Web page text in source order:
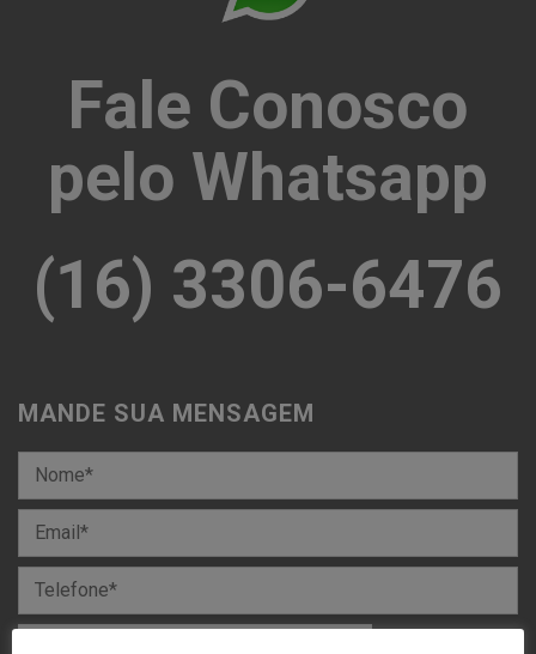
Fale Conosco
pelo Whatsapp
(16) 3306-6476
MANDE SUA MENSAGEM